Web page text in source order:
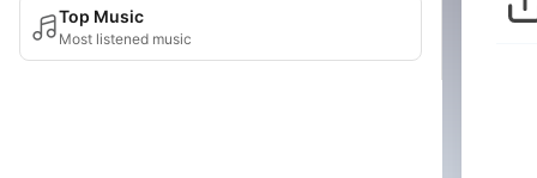
Top Music
Most listened music